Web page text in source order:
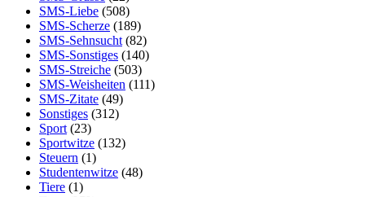
SMS-Liebe (508)
SMS-Scherze (189)
SMS-Sehnsucht (82)
SMS-Sonstiges (140)
SMS-Streiche (503)
SMS-Weisheiten (111)
SMS-Zitate (49)
Sonstiges (312)
Sport (23)
Sportwitze (132)
Steuern (1)
Studentenwitze (48)
Tiere (1)